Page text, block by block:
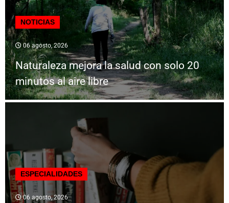
NOTICIAS
06 agosto, 2026
Naturaleza mejora la salud con solo 20
minutos al aire libre
ESPECIALIDADES
06 agosto, 2026